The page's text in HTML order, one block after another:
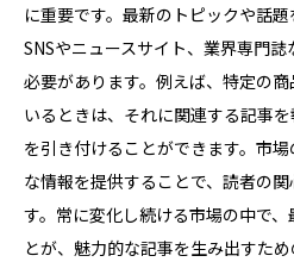
に重要です。最新のトピックや話題
SNSやニュースサイト、業界専門
必要があります。例えば、特定の
いるときは、それに関連する記事
を引き付けることができます。市
な情報を提供することで、読者の
す。常に変化し続ける市場の中で
とが、魅力的な記事を生み出すため